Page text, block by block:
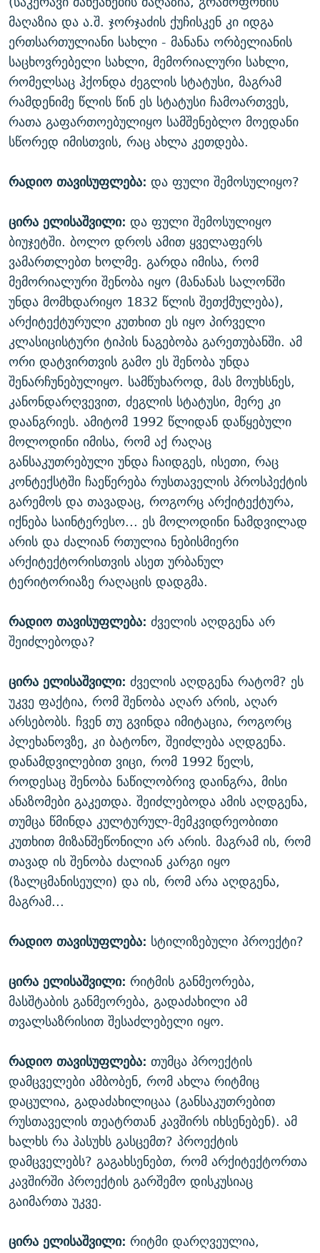
მაღაზია და ა.შ. ჯორჯაძის ქუჩისკენ კი იდგა
ერთსართულიანი სახლი - მანანა ორბელიანის
საცხოვრებელი სახლი, მემორიალური სახლი,
რომელსაც ჰქონდა ძეგლის სტატუსი, მაგრამ
რამდენიმე წლის წინ ეს სტატუსი ჩამოართვეს,
რათა გაფართოებულიყო სამშენებლო მოედანი
სწორედ იმისთვის, რაც ახლა კეთდება.
რადიო თავისუფლება: და ფული შემოსულიყო?
ცირა ელისაშვილი: და ფული შემოსულიყო
ბიუჯეტში. ბოლო დროს ამით ყველაფერს
ვამართლებთ ხოლმე. გარდა იმისა, რომ
მემორიალური შენობა იყო (მანანას სალონში
უნდა მომხდარიყო 1832 წლის შეთქმულება),
არქიტექტურული კუთხით ეს იყო პირველი
კლასიცისტური ტიპის ნაგებობა გარეთუბანში. ამ
ორი დატვირთვის გამო ეს შენობა უნდა
შენარჩუნებულიყო. სამწუხაროდ, მას მოუხსნეს,
კანონდარღვევით, ძეგლის სტატუსი, მერე კი
დაანგრიეს. ამიტომ 1992 წლიდან დაწყებული
მოლოდინი იმისა, რომ აქ რაღაც
განსაკუთრებული უნდა ჩაიდგეს, ისეთი, რაც
კონტექსტში ჩაეწერება რუსთაველის პროსპექტის
გარემოს და თავადაც, როგორც არქიტექტურა,
იქნება საინტერესო... ეს მოლოდინი ნამდვილად
არის და ძალიან რთულია ნებისმიერი
არქიტექტორისთვის ასეთ ურბანულ
ტერიტორიაზე რაღაცის დადგმა.
რადიო თავისუფლება: ძველის აღდგენა არ
შეიძლებოდა?
ცირა ელისაშვილი: ძველის აღდგენა რატომ? ეს
უკვე ფაქტია, რომ შენობა აღარ არის, აღარ
არსებობს. ჩვენ თუ გვინდა იმიტაცია, როგორც
პლეხანოვზე, კი ბატონო, შეიძლება აღდგენა.
დანამდვილებით ვიცი, რომ 1992 წელს,
როდესაც შენობა ნაწილობრივ დაინგრა, მისი
ანაზომები გაკეთდა. შეიძლებოდა ამის აღდგენა,
თუმცა წმინდა კულტურულ-მემკვიდრეობითი
კუთხით მიზანშეწონილი არ არის. მაგრამ ის, რომ
თავად ის შენობა ძალიან კარგი იყო
(ზალცმანისეული) და ის, რომ არა აღდგენა,
მაგრამ...
რადიო თავისუფლება: სტილიზებული პროექტი?
ცირა ელისაშვილი: რიტმის განმეორება,
მასშტაბის განმეორება, გადაძახილი ამ
თვალსაზრისით შესაძლებელი იყო.
რადიო თავისუფლება: თუმცა პროექტის
დამცველები ამბობენ, რომ ახლა რიტმიც
დაცულია, გადაძახილიცაა (განსაკუთრებით
რუსთაველის თეატრთან კავშირს იხსენებენ). ამ
ხალხს რა პასუხს გასცემთ? პროექტის
დამცველებს? გაგახსენებთ, რომ არქიტექტორთა
კავშირში პროექტის გარშემო დისკუსიაც
გაიმართა უკვე.
ცირა ელისაშვილი: რიტმი დარღვეულია,